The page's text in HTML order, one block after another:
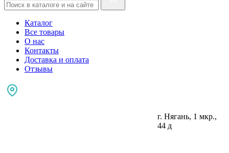
Каталог
Все товары
О нас
Контакты
Доставка и оплата
Отзывы
г. Нягань, 1 мкр.,
44 д